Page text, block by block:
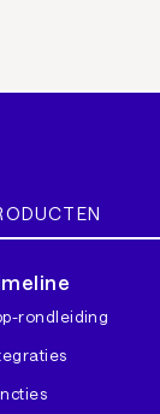
rondleiding